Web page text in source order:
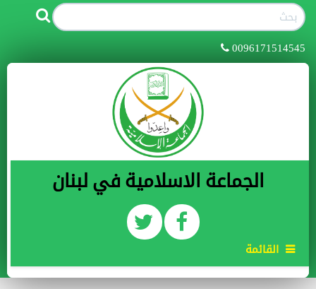
0096171514545
الجماعة الاسلامية في لبنان
القائمة